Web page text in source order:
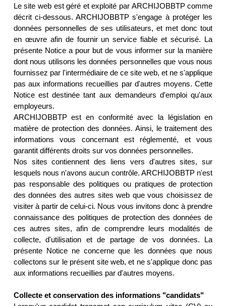
Le site web est géré et exploité par ARCHIJOBBTP comme
décrit ci-dessous. ARCHIJOBBTP s'engage à protéger les
données personnelles de ses utilisateurs, et met donc tout
en œuvre afin de fournir un service fiable et sécurisé. La
présente Notice a pour but de vous informer sur la manière
dont nous utilisons les données personnelles que vous nous
fournissez par l'intermédiaire de ce site web, et ne s'applique
pas aux informations recueillies par d'autres moyens. Cette
Notice est destinée tant aux demandeurs d'emploi qu'aux
employeurs.
ARCHIJOBBTP est en conformité avec la législation en
matière de protection des données. Ainsi, le traitement des
informations vous concernant est réglementé, et vous
garantit différents droits sur vos données personnelles.
Nos sites contiennent des liens vers d'autres sites, sur
lesquels nous n'avons aucun contrôle. ARCHIJOBBTP n'est
pas responsable des politiques ou pratiques de protection
des données des autres sites web que vous choisissez de
visiter à partir de celui-ci. Nous vous invitons donc à prendre
connaissance des politiques de protection des données de
ces autres sites, afin de comprendre leurs modalités de
collecte, d'utilisation et de partage de vos données. La
présente Notice ne concerne que les données que nous
collectons sur le présent site web, et ne s'applique donc pas
aux informations recueillies par d'autres moyens.
Collecte et conservation des informations "candidats"